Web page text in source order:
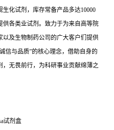
化试剂，库存常备产品多达10000
供各类业试剂。致力于为来自高等院
及生物制药公司的广大客户们提供
信与品质”的核心理念，借助自身的
无畏前行，为科研事业贡献绵薄之
试剂盒